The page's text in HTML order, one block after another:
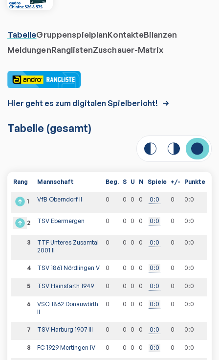
TabelleGruppenspielplanKontakteBilanzen
MeldungenRanglistenZuschauer-Matrix
Hier geht es zum digitalen Spielbericht!
Tabelle (gesamt)
Rang Mannschaft Beg. S U N Spiele +/- Punkte
1 VfB Oberndorf II 0 0 0 0 0:0 0 0:0
2 TSV Ebermergen 0 0 0 0 0:0 0 0:0
3
TTF Unteres Zusamtal
2001 II
0 0 0 0 0:0 0 0:0
4 TSV 1861 Nördlingen V 0 0 0 0 0:0 0 0:0
5 TSV Hainsfarth 1949 0 0 0 0 0:0 0 0:0
6
VSC 1862 Donauwörth
II
0 0 0 0 0:0 0 0:0
7 TSV Harburg 1907 III 0 0 0 0 0:0 0 0:0
8 FC 1929 Mertingen IV 0 0 0 0 0:0 0 0:0